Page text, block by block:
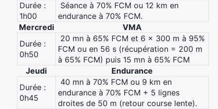
Durée :
1h00
 Séance à 70% FCM ou 12 km en
endurance à 70% FCM.
Mercredi
VMA
Durée :
0h50
 20 mn à 65% FCM et 6 x 300 m à 95%
FCM ou en 56 s (récupération = 200 m
à 65% FCM) puis 15 mn à 65% FCM
Jeudi
Endurance
Durée :
0h45
 40 mn à 70% FCM ou 9 km en
endurance à 70% FCM + 5 lignes
droites de 50 m (retour course lente).